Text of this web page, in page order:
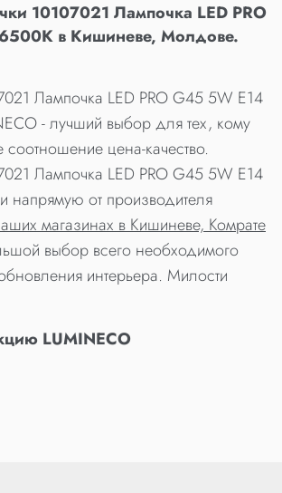
10107021 Лампочка LED PRO
в Кишиневе, Молдове.
Лампочка LED PRO G45 5W E14
- лучший выбор для тех, кому
цена-качество.
Лампочка LED PRO G45 5W E14
напрямую от производителя
магазинах в Кишиневе, Комрате
выбор всего необходимого
интерьера. Милости
LUMINECO